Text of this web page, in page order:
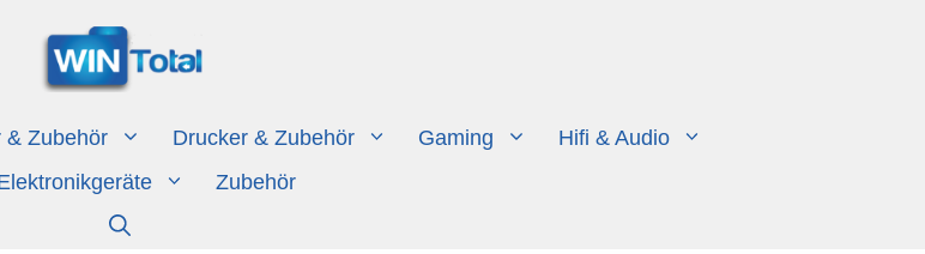
& Zubehör Drucker & Zubehör Gaming
Hifi & Audio
Zubehör